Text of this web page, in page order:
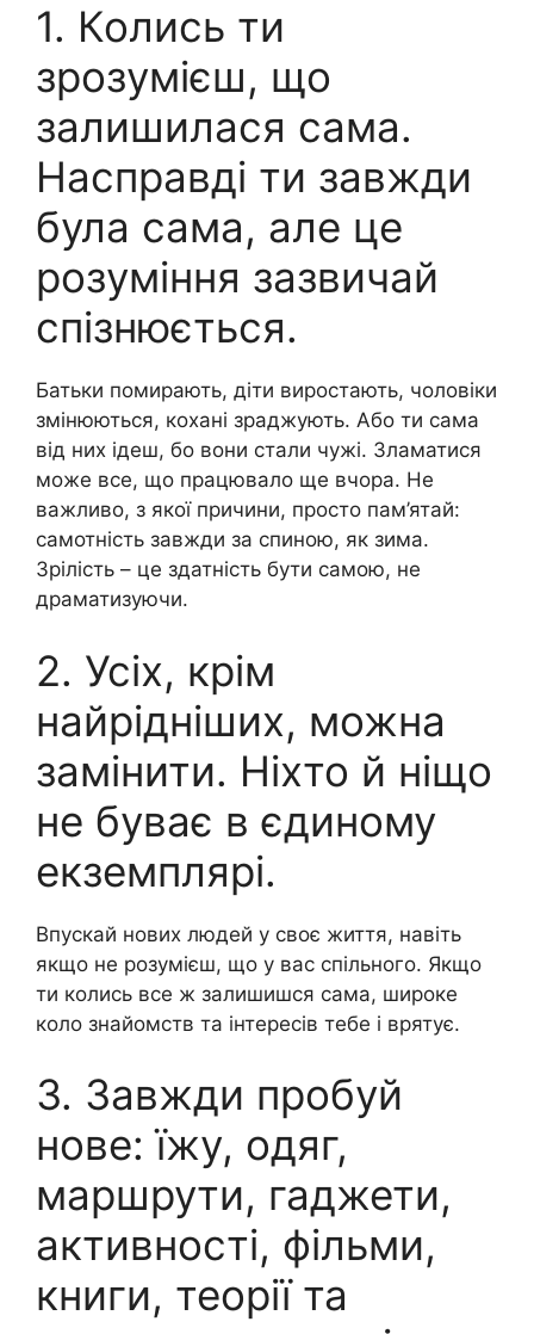
1. Колись ти
зрозумієш, що
залишилася сама.
Насправді ти завжди
була сама, але це
розуміння зазвичай
спізнюється.
Батьки помирають, діти виростають, чоловіки
змінюються, кохані зраджують. Або ти сама
від них ідеш, бо вони стали чужі. Зламатися
може все, що працювало ще вчора. Не
важливо, з якої причини, просто пам’ятай:
самотність завжди за спиною, як зима.
Зрілість – це здатність бути самою, не
драматизуючи.
2. Усіх, крім
найрідніших, можна
замінити. Ніхто й ніщо
не буває в єдиному
екземплярі.
Впускай нових людей у своє життя, навіть
якщо не розумієш, що у вас спільного. Якщо
ти колись все ж залишишся сама, широке
коло знайомств та інтересів тебе і врятує.
3. Завжди пробуй
нове: їжу, одяг,
маршрути, гаджети,
активності, фільми,
книги, теорії та